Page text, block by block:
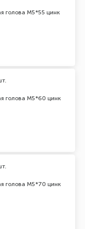
голова М5*55 цинк
голова М5*60 цинк
голова М5*70 цинк